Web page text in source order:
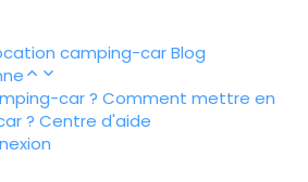
camping-carBlog
car ? Comment mettre en
? Centre d'aide